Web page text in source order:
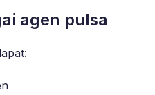
agen pulsa